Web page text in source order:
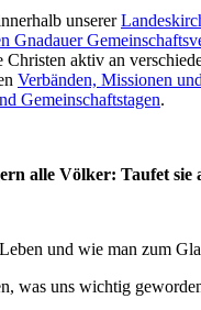
unserer
Gnadauer
Christen aktiv an
Verbänden, Missionen
Gemeinschaftstagen.
alle Völker: Taufet sie
und wie man zum
was uns wichtig